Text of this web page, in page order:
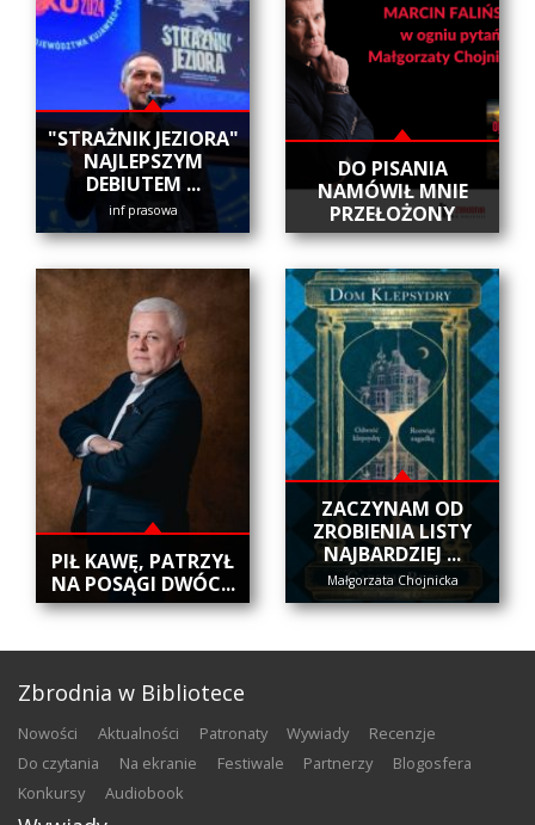
"STRAŻNIK JEZIORA"
NAJLEPSZYM
DEBIUTEM ...
inf prasowa
DO PISANIA
NAMÓWIŁ MNIE
PRZEŁOŻONY
​PIŁ KAWĘ, PATRZYŁ
NA POSĄGI DWÓC...
ZACZYNAM OD
ZROBIENIA LISTY
NAJBARDZIEJ ...
Małgorzata Chojnicka
Zbrodnia w Bibliotece
nowości aktualności patronaty wywiady
recenzje
do czytania
na ekranie festiwale partnerzy
blogosfera
konkursy
audiobook